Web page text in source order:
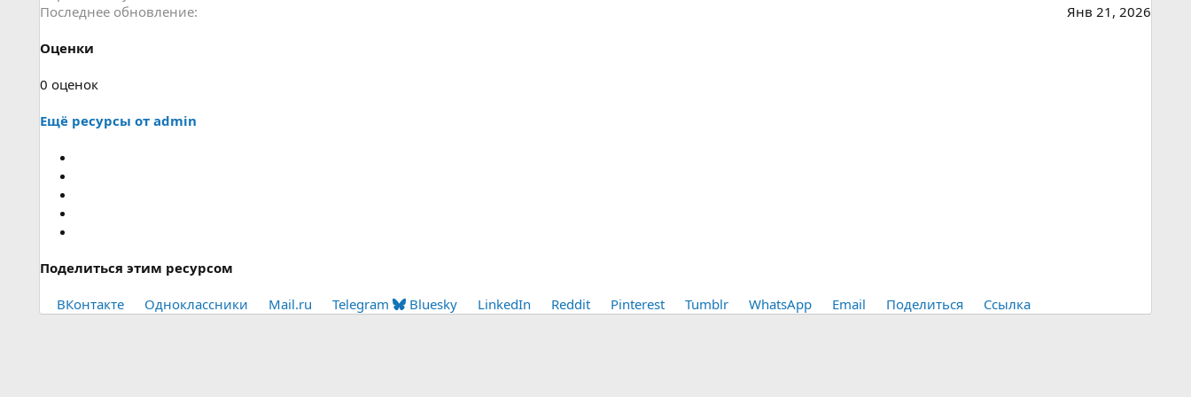
Последнее обновление
Янв 21, 2026
Оценки
0
0
ы
0 оценок
Ещё ресурсы от admin
Поделиться этим ресурсом
ВКонтакте Одноклассники Mail.ru Telegram Bluesky LinkedIn Reddit Pinterest Tumblr WhatsApp Email Поделиться Ссылка